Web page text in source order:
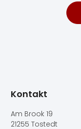
Kontakt
Am Brook 19
21255 Tostedt